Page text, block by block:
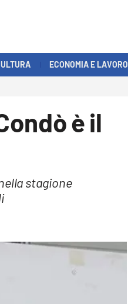
ECONOMIA E LAVORO
è il
stagione